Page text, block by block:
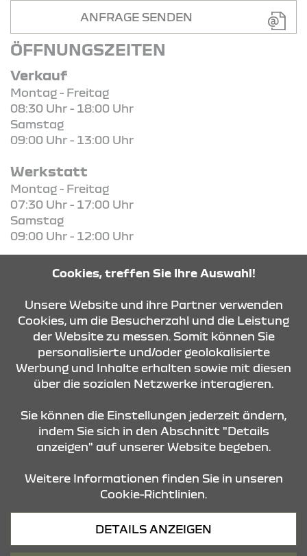
ANFRAGE SENDEN
ÖFFNUNGSZEITEN
Verkauf
Montag - Freitag
08:30 Uhr - 18:00 Uhr
Samstag
09:00 Uhr - 13:00 Uhr
Werkstatt
Montag - Freitag
07:30 Uhr - 17:00 Uhr
Samstag
09:00 Uhr - 12:00 Uhr
Ersatzteile
07:30 Uhr - 17:00 Uhr
KONTAKT & ANFAHRT
Datenschutz
Cookies, treffen Sie Ihre Auswahl!
Unsere Website und ihre Partner verwenden
Cookies, um die Besucherzahl und die Leistung
der Website zu messen. Somit können Sie
personalisierte und/oder geolokalisierte
Werbung und Inhalte erhalten sowie mit diesen
über die sozialen Netzwerke interagieren.
Sie können die Einstellungen jederzeit ändern,
indem Sie sich in den Abschnitt "Details
anzeigen" auf unserer Website begeben.
Weitere Informationen finden Sie in unseren
Cookie-Richtlinien.
DETAILS ANZEIGEN